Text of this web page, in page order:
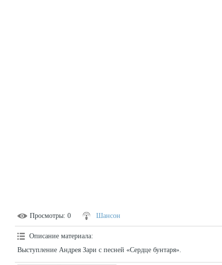
Просмотры: 0 Шансон
Описание материала:
Выступление Андрея Зари с песней «Сердце бунтаря».